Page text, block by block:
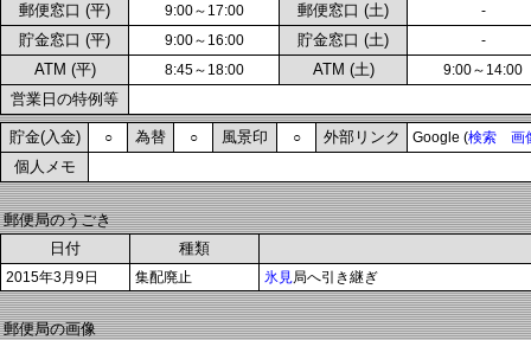
郵便窓口 (平) 9:00～17:00 郵便窓口 (土) -
貯金窓口 (平) 9:00～16:00 貯金窓口 (土) -
ATM (平) 8:45～18:00 ATM (土) 9:00～14:00
営業日の特例等
貯金(入金) ○ 為替 ○ 風景印 ○ 外部リンク Google (検索 画
個人メモ
郵便局のうごき
日付
種類
2015年3月9日 集配廃止 氷見局へ引き継ぎ
郵便局の画像